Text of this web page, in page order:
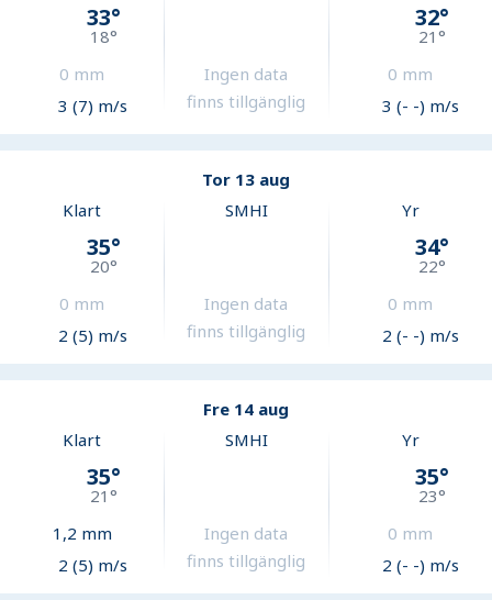
33°
18°
0 mm
3 (7) m/s
Ingen data
finns tillgänglig
32°
21°
0 mm
3 (- -) m/s
Tor 13 aug
Klart
35°
20°
0 mm
2 (5) m/s
SMHI
Ingen data
finns tillgänglig
Yr
34°
22°
0 mm
2 (- -) m/s
Fre 14 aug
Klart
35°
21°
1,2 mm
2 (5) m/s
SMHI
Ingen data
finns tillgänglig
Yr
35°
23°
0 mm
2 (- -) m/s